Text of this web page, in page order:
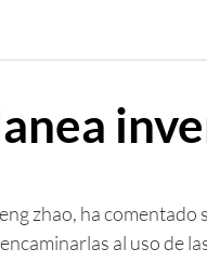
zhao, ha
al uso de